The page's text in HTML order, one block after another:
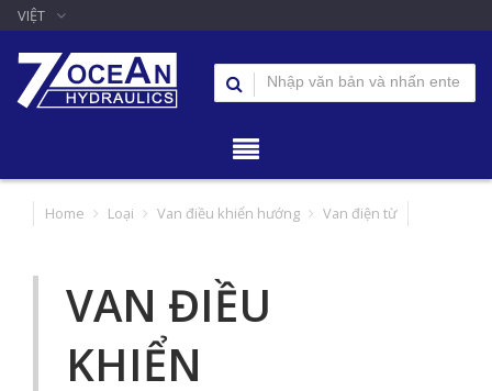
VIỆT
Home Loại Van điều khiển hướng Van điện từ
VAN ĐIỀU
KHIỂN